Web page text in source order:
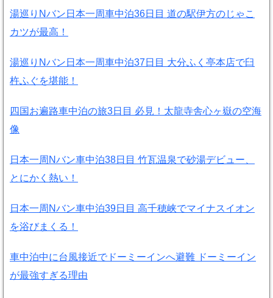
湯巡りNバン日本一周車中泊36日目 道の駅伊方のじゃこ
カツが最高！
湯巡りNバン日本一周車中泊37日目 大分ふく亭本店で臼
杵ふぐを堪能！
四国お遍路車中泊の旅3日目 必見！太龍寺舎心ヶ嶽の空海
像
日本一周Nバン車中泊38日目 竹瓦温泉で砂湯デビュー、
とにかく熱い！
日本一周Nバン車中泊39日目 高千穂峡でマイナスイオン
を浴びまくる！
車中泊中に台風接近でドーミーインへ避難 ドーミーイン
が最強すぎる理由